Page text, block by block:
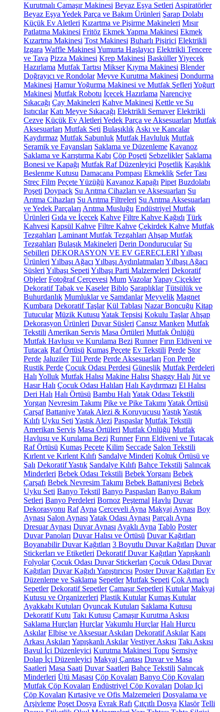
Kurutmalı Çamaşır Makinesi Beyaz Eşya Setleri Aspiratörler
Beyaz Eşya Yedek Parça ve Bakım Ürünleri Şarap Dolabı
Küçük Ev Aletleri Kızartma ve Pişirme Makineleri Mısır
Patlatma Makinesi Fritöz Ekmek Yapma Makinesi Ekmek
Kızartma Makinesi Tost Makinesi Buharlı Pişirici Elektrikli
Izgara Waffle Makinesi Yumurta Haşlayıcı Elektrikli Tencere
ve Tava Pizza Makinesi Krep Makinesi BasküllerYiyecek
Hazırlama Mutfak Tartısı Mikser Kıyma Makinesi Blender
Doğrayıcı ve Rondolar Meyve Kurutma Makinesi Dondurma
Makinesi Hamur Yoğurma Makinesi ve Mutfak Şefleri Yoğurt
Makinesi Mutfak Robotu İçecek Hazırlama Narenciye
Sıkacağı Çay Makineleri Kahve Makinesi Kettle ve Su
Isıtıcılar Katı Meyve Sıkacağı Elektrikli Semaver Elektrikli
Cezve Küçük Ev Aletleri Yedek Parça ve Aksesuarları Mutfak
Aksesuarları Mutfak Seti Bulaşıklık Askı ve Kancalar
Kaydırmaz Mutfak Sabunluk Mutfak Havluluk Mutfak
Seramik ve Fayansları Saklama ve Düzenleme Kavanoz
Saklama ve Karıştırma Kabı Çöp Poşeti Sebzelikler Saklama
Bonesi ve Kapağı Mutfak Raf Düzenleyici Poşetlik Kaşıklık
Beslenme Kutusu Damacana Pompası Ekmeklik Sefer Tası
Streç Film Peçete Yüzüğü Kavanoz Kapağı Pipet Buzdolabı
Poşeti Doypack Su Arıtma Cihazları ve Aksesuarları Su
Arıtma Cihazları Su Arıtma Filtreleri Su Arıtma Aksesuarları
ve Yedek Parçaları Arıtma Musluğu Endüstriyel Mutfak
Ürünleri Gıda ve İçecek Kahve Filtre Kahve Kağıdı Türk
Kahvesi Kapsül Kahve Filtre Kahve Çekirdek Kahve Mutfak
Tezgahları Laminant Mutfak Tezgahları Ahşap Mutfak
Tezgahları Bulaşık Makineleri Derin Dondurucular Su
Sebilleri DEKORASYON VE EV GEREÇLERİYılbaşı
Ürünleri Yılbaşı Ağacı Yılbaşı Aydınlatmaları Yılbaşı Ağacı
Süsleri Yılbaşı Sepeti Yılbaşı Parti Malzemeleri Dekoratif
Objeler Fotoğraf Çerçevesi Mum VazolarYapay Çiçekler
Dekoratif Tabak ve Kaseler Biblo Şaraplıklar Tütsülük ve
Buhurdanlık Mumluklar ve Şamdanlar Meyvelik Magnet
Kumbara Dekoratif Taşlar Kül Tablası Nazar Boncuğu Kitap
Tutucular Müzik Kutusu Yatak Tepsisi Kokulu Taşlar Ahşap
Dekorasyon Ürünleri Duvar Süsleri Cansız Manken Mutfak
Tekstili Amerikan Servis Masa Örtüleri Mutfak Önlüğü
Mutfak Havlusu ve Kurulama Bezi Runner Fırın Eldiveni ve
Tutacak Raf Örtüsü Kumaş Peçete Ev Tekstili Perde Stor
Perde Jaluziler Tül Perde Perde Aksesuarları Fon Perde
Rustik Perde Çocuk Odası Perdesi Güneşlik Mutfak Perdeleri
Halı Yolluk Mutfak Halısı Makine Halısı Shaggy Halı Jüt ve
Hasır Halı Çocuk Odası Halıları Halı Kaydırmazı El Halısı
Deri Halı Halı Örtüsü Bambu Halı Yatak Odası Tekstili
Yorgan Nevresim Takımı Pike ve Pike Takımı Yatak Örtüsü
Çarşaf BattaniyeYatak Alezi & Koruyucusu YastıkYastık
Kılıfı Uyku Seti Yastık Alezi Paspaslar Mutfak Tekstili
Amerikan Servis Masa Örtüleri Mutfak Önlüğü Mutfak
Havlusu ve Kurulama Bezi Runner Fırın Eldiveni ve Tutacak
Raf Örtüsü Kumaş Peçete Kilim Seccade Salon Tekstili
Kırlent ve Kırlent Kılıfı Sandalye Minderi Koltuk Örtüsü ve
Şalı Dekoratif Yastık Sandalye Kılıfı Bahçe Tekstili Salıncak
Minderleri Bebek Odası Tekstili Bebek Yorganı Bebek
Çarşafı Bebek Nevresim Takımı Bebek Battaniyesi Bebek
Uyku Seti Banyo Tekstil Banyo Paspasları Banyo Bakım
Setleri Banyo Perdeleri Bornoz Peştemal Havlu Duvar
Dekorasyonu Raf Ayna Çerçeveli Ayna Makyaj Aynası Boy
Aynası Salon Aynası Yatak Odası Aynası Parçalı Ayna
Dresuar Aynası Duvar Aynası Ayaklı Ayna Tablo Poster
Duvar Panoları Duvar Halısı ve Örtüsü Duvar Kağıtları
Boyanabilir Duvar Kağıtları 3 Boyutlu Duvar Kağıtları Duvar
Stickerları ve Etiketleri Dekoratif Duvar Kağıtları Yapışkanlı
Folyolar Çocuk Odası Duvar Stickerları Çocuk Odası Duvar
Kağıtları Duvar Kağıdı Yapıştırıcısı Poster Duvar Kağıtları Ev
Düzenleme ve Saklama Sepetler Mutfak Sepeti Çok Amaçlı
Sepetler Dekoratif Sepetler Çamaşır Sepetleri Kutular Makyaj
Kutusu ve Organizerleri Plastik Kutular Kumaş Kutular
Ayakkabı Kutuları Oyuncak Kutuları Saklama Kutusu
Dekoratif Kutu Takı Kutusu Çamaşır Kurutma Askısı
Saklama Hurçları Hurçlar Vakumlu Hurçlar Halı Hurcu
Askılar Elbise ve Aksesuar Askıları Dekoratif Askılar Kapı
Arkası Askıları Yapışkanlı Askılar Vestiyer Askısı Takı Askısı
Bavul İçi Düzenleyici Kurutma Makinesi Topu Şemsiye
Dolap İçi Düzenleyici Makyaj Çantası Duvar ve Masa
Saatleri Masa Saati Duvar Saatleri Bahçe Tekstili Salıncak
Minderleri Ütü Masası Çöp Kovaları Banyo Çöp Kovaları
Mutfak Çöp Kovaları Endüstriyel Çöp Kovaları Dolap İçi
Çöp Kovaları Kırtasiye ve Ofis Malzemeleri Dosyalama ve
Arşivleme Poşet Dosya Evrak Rafı Çıtçıtlı Dosya Klasör Telli